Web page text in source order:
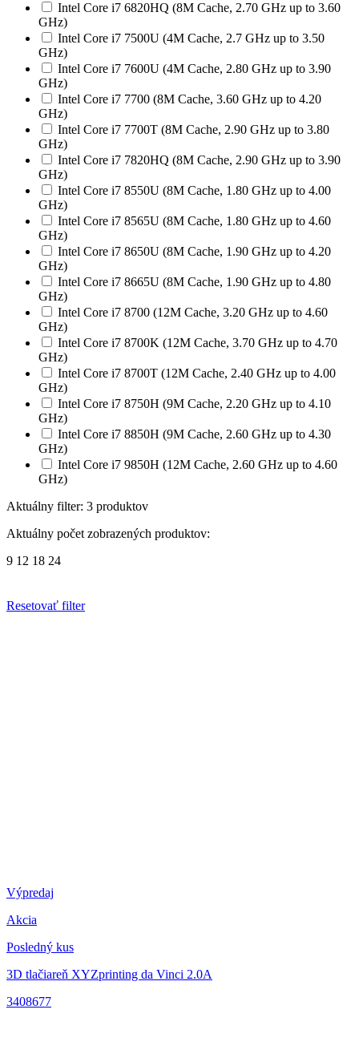
Intel Core i7 6820HQ (8M Cache, 2.70 GHz up to 3.60
GHz)
Intel Core i7 7500U (4M Cache, 2.7 GHz up to 3.50
GHz)
Intel Core i7 7600U (4M Cache, 2.80 GHz up to 3.90
GHz)
Intel Core i7 7700 (8M Cache, 3.60 GHz up to 4.20
GHz)
Intel Core i7 7700T (8M Cache, 2.90 GHz up to 3.80
GHz)
Intel Core i7 7820HQ (8M Cache, 2.90 GHz up to 3.90
GHz)
Intel Core i7 8550U (8M Cache, 1.80 GHz up to 4.00
GHz)
Intel Core i7 8565U (8M Cache, 1.80 GHz up to 4.60
GHz)
Intel Core i7 8650U (8M Cache, 1.90 GHz up to 4.20
GHz)
Intel Core i7 8665U (8M Cache, 1.90 GHz up to 4.80
GHz)
Intel Core i7 8700 (12M Cache, 3.20 GHz up to 4.60
GHz)
Intel Core i7 8700K (12M Cache, 3.70 GHz up to 4.70
GHz)
Intel Core i7 8700T (12M Cache, 2.40 GHz up to 4.00
GHz)
Intel Core i7 8750H (9M Cache, 2.20 GHz up to 4.10
GHz)
Intel Core i7 8850H (9M Cache, 2.60 GHz up to 4.30
GHz)
Intel Core i7 9850H (12M Cache, 2.60 GHz up to 4.60
GHz)
Aktuálny filter: 3 produktov
Aktuálny počet zobrazených produktov:
9 12 18 24
Resetovať filter
Výpredaj
Akcia
Posledný kus
3D tlačiareň XYZprinting da Vinci 2.0A
3408677